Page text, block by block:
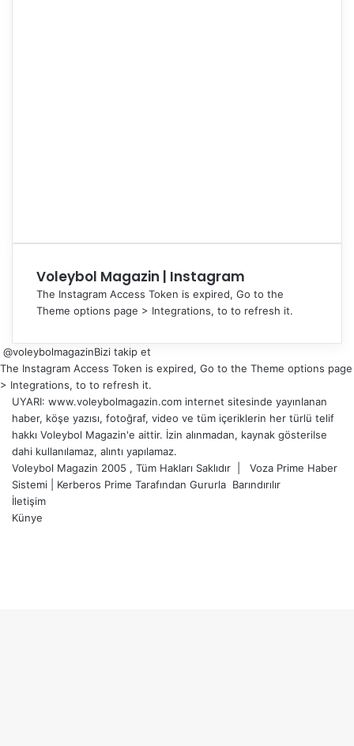
Voleybol Magazin | Instagram
The Instagram Access Token is expired, Go to the
Theme options page > Integrations, to to refresh it.
@voleybolmagazinBizi takip et
The Instagram Access Token is expired, Go to the Theme options page
> Integrations, to to refresh it.
UYARI: www.voleybolmagazin.com internet sitesinde yayınlanan
haber, köşe yazısı, fotoğraf, video ve tüm içeriklerin her türlü telif
hakkı Voleybol Magazin'e aittir. İzin alınmadan, kaynak gösterilse
dahi kullanılamaz, alıntı yapılamaz.
Voleybol Magazin 2005 , Tüm Hakları Saklıdır | Voza Prime Haber
Sistemi
Kerberos Prime Tarafından Gururla Barındırılır
İletişim
Künye